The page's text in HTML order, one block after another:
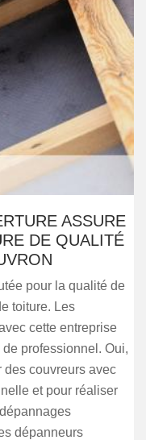
ASSURE
DE QUALITÉ
pour la qualité de
toiture. Les
cette entreprise
professionnel. Oui,
des couvreurs avec
et pour réaliser
dépanneurs